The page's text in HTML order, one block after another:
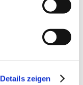
Details zeigen